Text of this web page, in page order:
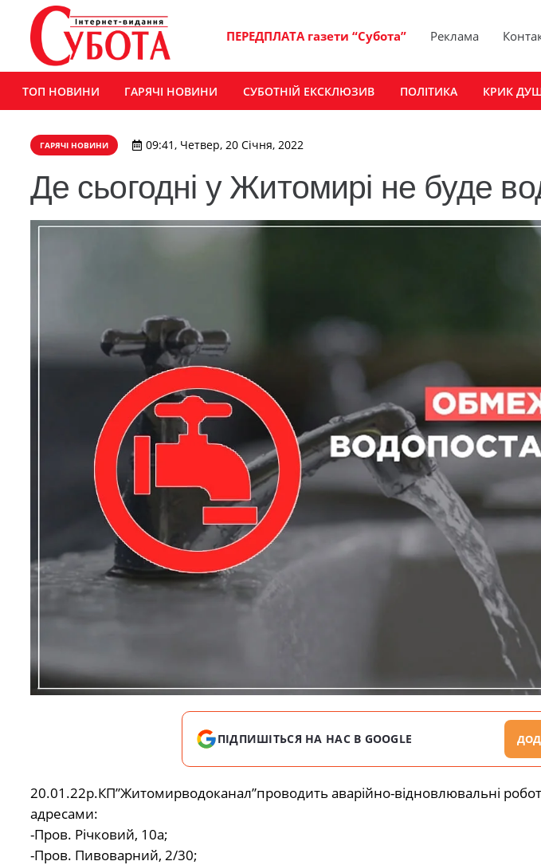
ПЕРЕДПЛАТА газети “Субота” Реклама
ТОП НОВИНИ ГАРЯЧІ НОВИНИ СУБОТНІЙ ЕКСКЛЮЗИВ ПОЛІТИКА КРИК
ГАРЯЧІ НОВИНИ 09:41, Четвер, 20 Січня, 2022
Де сьогодні у Житомирі не буде
ПІДПИШІТЬСЯ НА НАС В GOOGLE
20.01.22р.КП”Житомирводоканал”проводить аварійно-відновлювальні
адресами:
-Пров. Річковий, 10а;
-Пров. Пивоварний, 2/30;